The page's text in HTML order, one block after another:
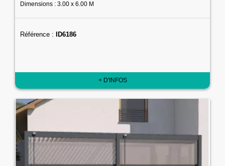
Dimensions : 3.00 x 6.00 M
Référence : ID6186
+ D'INFOS